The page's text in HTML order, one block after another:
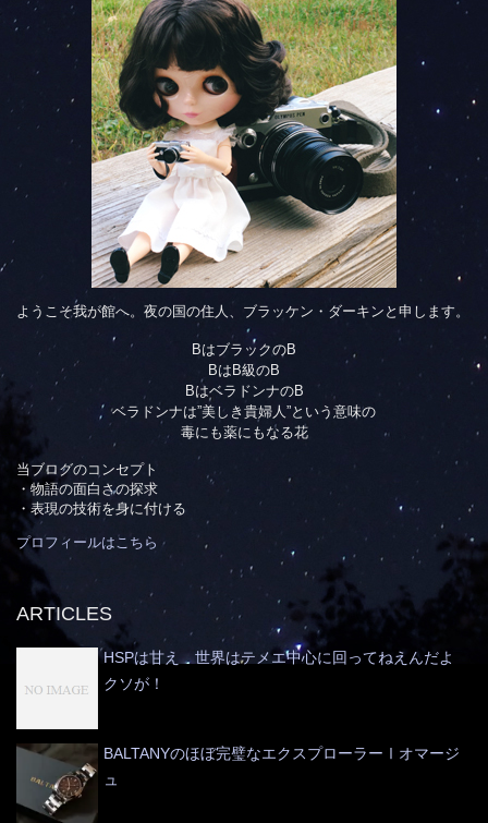
ようこそ我が館へ。夜の国の住人、ブラッケン・ダーキンと申します。
BはブラックのB
BはB級のB
BはベラドンナのB
ベラドンナは”美しき貴婦人”という意味の
毒にも薬にもなる花
当ブログのコンセプト
・物語の面白さの探求
・表現の技術を身に付ける
プロフィールはこちら
ARTICLES
HSPは甘え 世界はテメエ中心に回ってねえんだよ
クソが！
BALTANYのほぼ完璧なエクスプローラーⅠオマージ
ュ